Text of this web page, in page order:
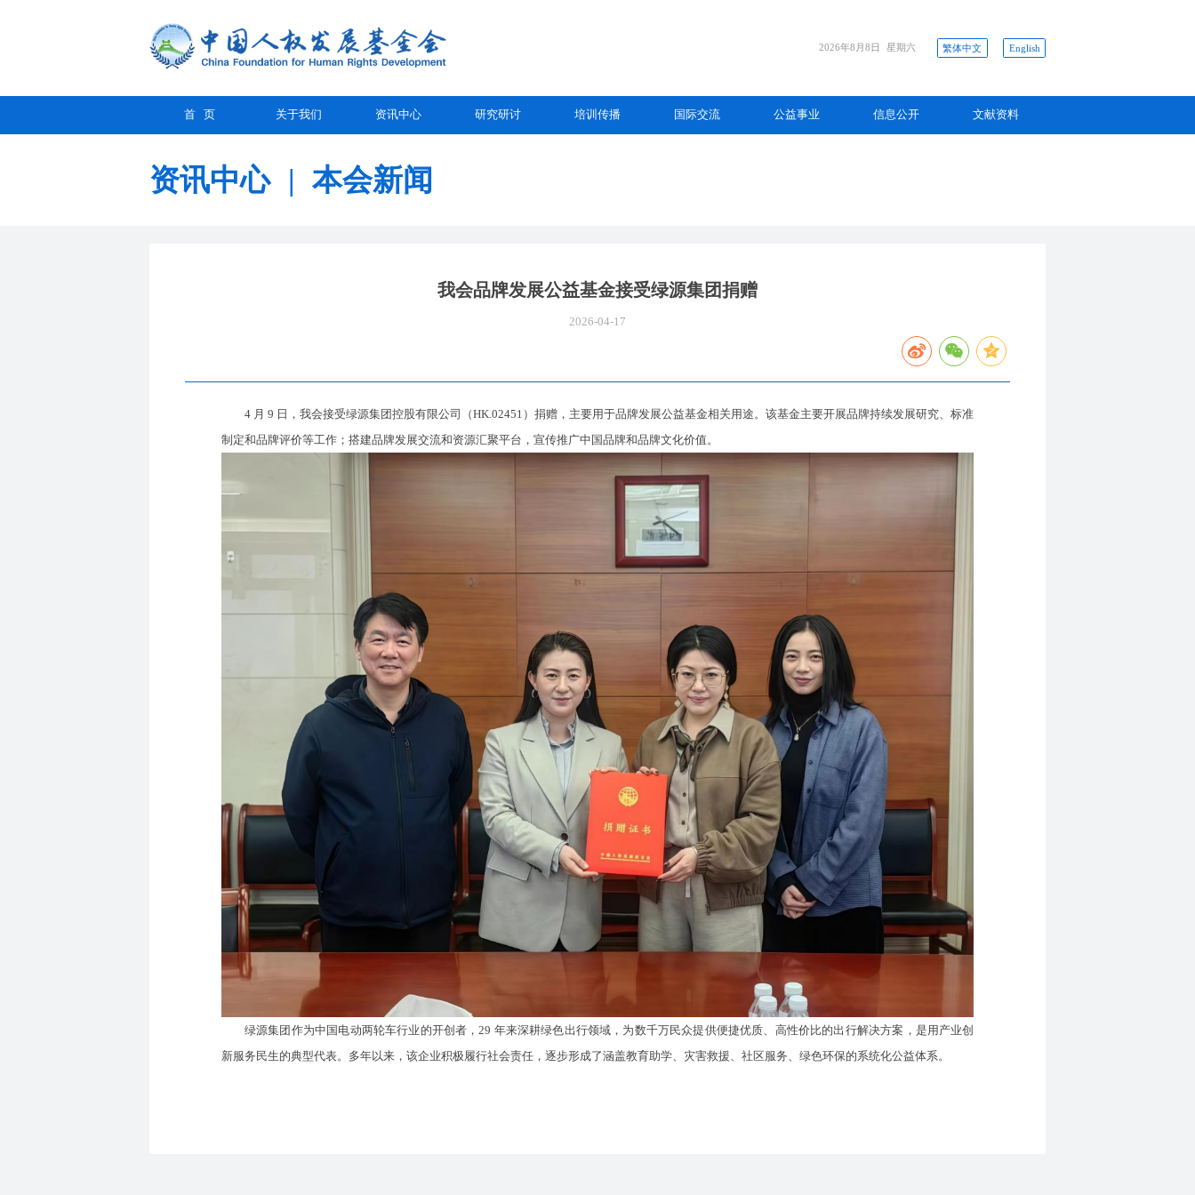
2026年8月8日 星期六 繁体中文 English
首 页 关于我们 资讯中心 研究研讨 培训传播 国际交流 公益事业 信息公开 文献资料
资讯中心 | 本会新闻
我会品牌发展公益基金接受绿源集团捐赠
2026-04-17
4 月 9 日，我会接受绿源集团控股有限公司（HK.02451）捐赠，主要用于品牌发展公益基金相关用途。该基金主要开展品牌持续发展研究、标准
制定和品牌评价等工作；搭建品牌发展交流和资源汇聚平台，宣传推广中国品牌和品牌文化价值。
绿源集团作为中国电动两轮车行业的开创者，29 年来深耕绿色出行领域，为数千万民众提供便捷优质、高性价比的出行解决方案，是用产业创
新服务民生的典型代表。多年以来，该企业积极履行社会责任，逐步形成了涵盖教育助学、灾害救援、社区服务、绿色环保的系统化公益体系。